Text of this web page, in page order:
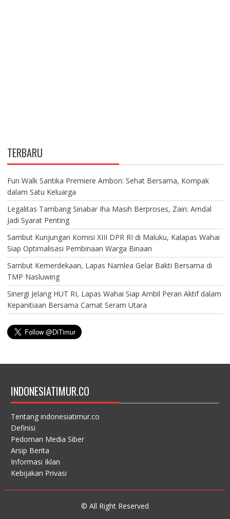
TERBARU
Fun Walk Santika Premiere Ambon: Sehat Bersama, Kompak
dalam Satu Keluarga
Legalitas Tambang Sinabar Iha Masih Berproses, Zain: Amdal
Jadi Syarat Penting
Sambut Kunjungan Komisi XIII DPR RI di Maluku, Kalapas Wahai
Siap Optimalisasi Pembinaan Warga Binaan
Sambut Kemerdekaan, Lapas Namlea Gelar Bakti Bersama di
TMP Nasluwing
Sinergi Jelang HUT RI, Lapas Wahai Siap Ambil Peran Aktif dalam
Kepanitiaan Bersama Camat Seram Utara
INDONESIATIMUR.CO
Tentang indonesiatimur.co
Definisi
Pedoman Media Siber
Arsip Berita
Informasi Iklan
Kebijakan Privasi
© All Right Reserved